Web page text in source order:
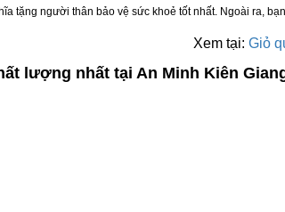
tặng người thân bảo vệ sức khoẻ tốt nhất. Ngoài ra,
Xem tại: Giỏ
lượng nhất tại An Minh Kiên